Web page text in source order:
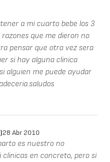
tener a mi cuarto bebe los 3
que me dieron no
pensar que otra vez sera
si hay alguna clinica
alguien me puede ayudar
28 Abr 2010
es nuestro no
en concreto, pero si